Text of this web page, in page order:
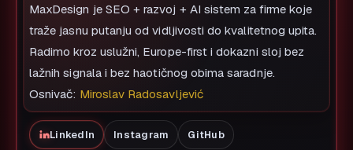
MaxDesign je SEO + razvoj + AI sistem za firme koje
traže jasnu putanju od vidljivosti do kvalitetnog upita.
Radimo kroz uslužni, Europe-first i dokazni sloj bez
lažnih signala i bez haotičnog obima saradnje.
Osnivač: Miroslav Radosavljević
LinkedIn Instagram GitHub